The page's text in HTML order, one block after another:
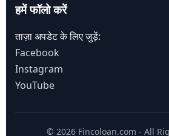
हमें फॉलो करें
ताज़ा अपडेट के लिए जुड़ें:
Facebook
Instagram
YouTube
© 2026 Fincoloan.com - All